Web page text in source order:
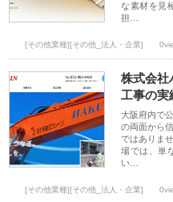
な素材を見
担…
[その他業種][その他_法人・企業]
株式会社
工事の実
大阪府内で
の両面から
ではありま
場では、単
い…
[その他業種][その他_法人・企業]